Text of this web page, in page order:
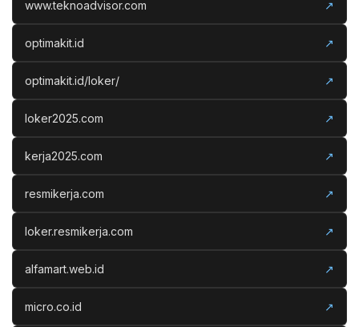
www.teknoadvisor.com ↗
optimakit.id ↗
optimakit.id/loker/ ↗
loker2025.com ↗
kerja2025.com ↗
resmikerja.com ↗
loker.resmikerja.com ↗
alfamart.web.id ↗
micro.co.id ↗